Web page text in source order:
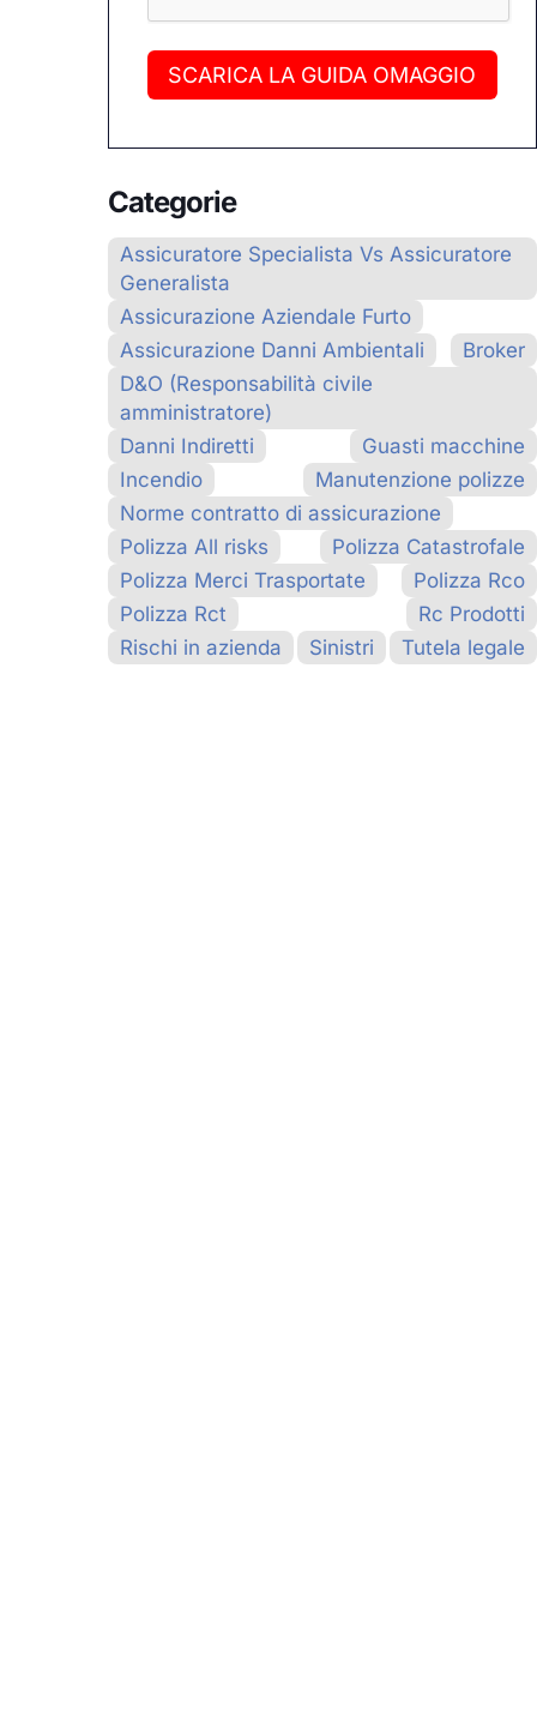
SCARICA LA GUIDA OMAGGIO
Categorie
Assicuratore Specialista Vs Assicuratore
Generalista
Assicurazione Aziendale Furto
Assicurazione Danni Ambientali
Broker
D&O (Responsabilità civile
amministratore)
Danni Indiretti
Guasti macchine
Incendio
Manutenzione polizze
Norme contratto di assicurazione
Polizza All risks
Polizza Catastrofale
Polizza Merci Trasportate
Polizza Rco
Polizza Rct
Rc Prodotti
Rischi in azienda
Sinistri Tutela legale